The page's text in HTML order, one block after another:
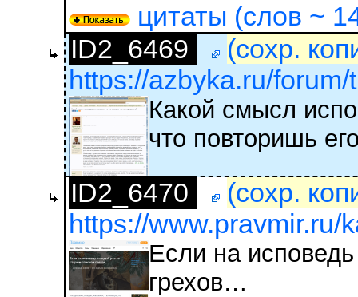
цитаты (слов ~
ID2_6469
(сохр.
https://azbyka.ru/
Какой смысл
что повторишь
ID2_6470
(сохр.
https://www.pravmir.ru/
Если на
грехов…